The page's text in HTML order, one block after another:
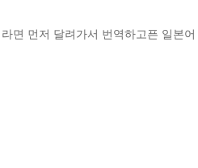
면 먼저 달려가서 번역하고픈 일본